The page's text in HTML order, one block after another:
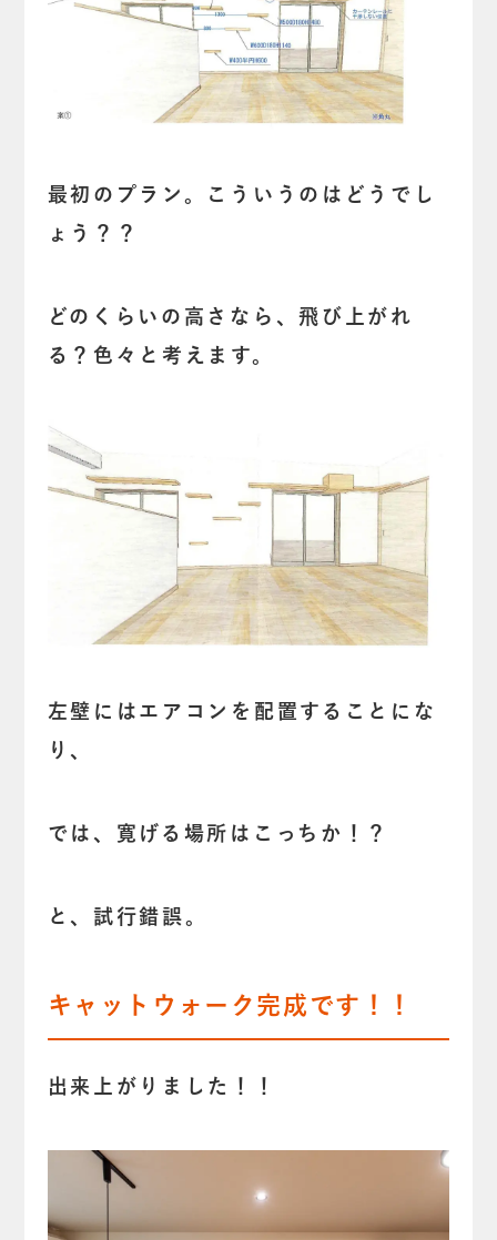
最初のプラン。こういうのはどうでし
ょう？？
どのくらいの高さなら、飛び上がれ
る？色々と考えます。
左壁にはエアコンを配置することにな
り、
では、寛げる場所はこっちか！？
と、試行錯誤。
キャットウォーク完成です！！
出来上がりました！！